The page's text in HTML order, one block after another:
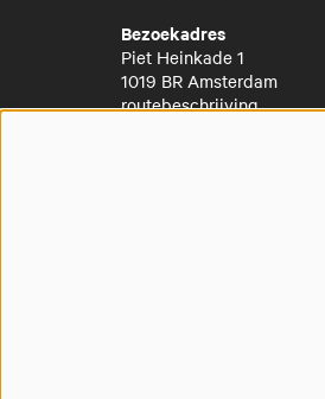
Bezoekadres
Piet Heinkade 1
1019 BR Amsterdam
routebeschrijving